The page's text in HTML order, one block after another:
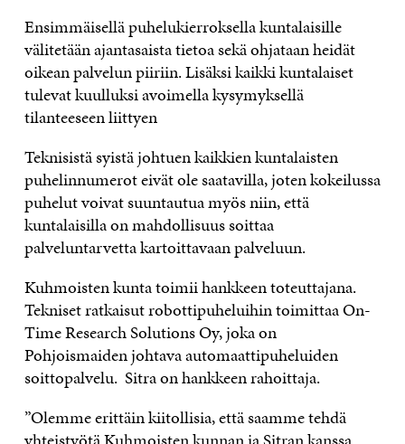
Ensimmäisellä puhelukierroksella kuntalaisille
välitetään ajantasaista tietoa sekä ohjataan heidät
oikean palvelun piiriin. Lisäksi kaikki kuntalaiset
tulevat kuulluksi avoimella kysymyksellä
tilanteeseen liittyen
Teknisistä syistä johtuen kaikkien kuntalaisten
puhelinnumerot eivät ole saatavilla, joten kokeilussa
puhelut voivat suuntautua myös niin, että
kuntalaisilla on mahdollisuus soittaa
palveluntarvetta kartoittavaan palveluun.
Kuhmoisten kunta toimii hankkeen toteuttajana.
Tekniset ratkaisut robottipuheluihin toimittaa On-
Time ResearchSolutionsOy, joka on
Pohjoismaiden johtava automaattipuheluiden
soittopalvelu. Sitra on hankkeen rahoittaja.
”Olemme erittäin kiitollisia, että saamme tehdä